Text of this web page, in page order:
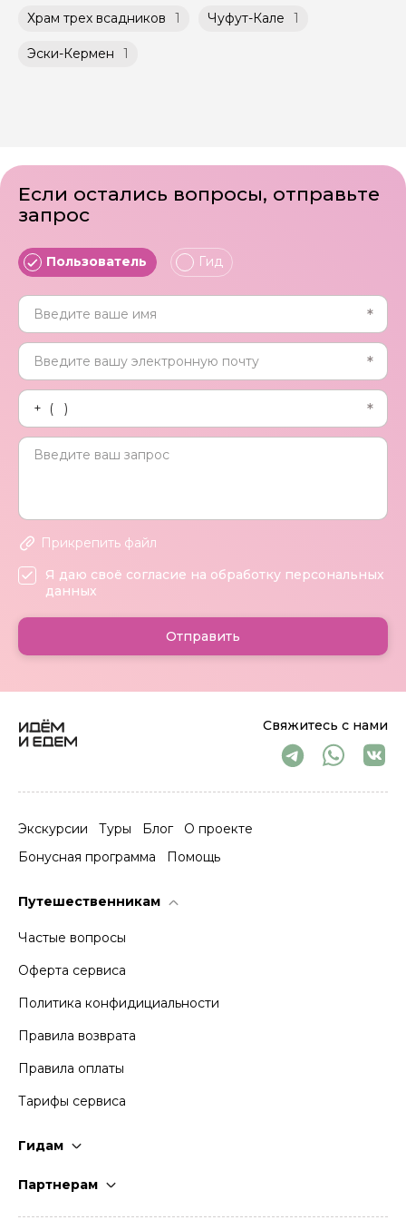
Храм трех всадников 1 Чуфут-Кале 1
Эски-Кермен 1
Свяжитесь с нами
Экскурсии Туры Блог
О проекте
Бонусная программа
Помощь
Путешественникам
Частые вопросы
Оферта сервиса
Политика конфидициальности
Правила возврата
Правила оплаты
Тарифы сервиса
Гидам
Партнерам
Если остались вопросы, отправьте
запрос
Пользователь Гид
Прикрепить файл
Я даю своё согласие на обработку персональных
данных
Отправить